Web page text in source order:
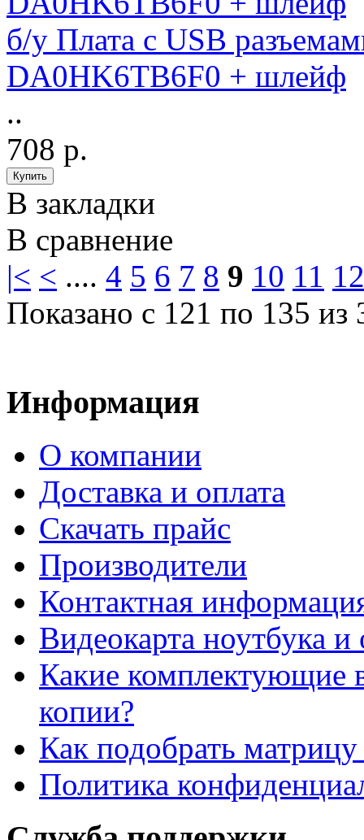
б/у Плата с USB
DA0HK6TB6F0 + шлейф
..
708 р.
В закладки
В сравнение
|< < .... 4 5 6 7 8 9 10 11 12
Показано с 121 по 135 из
Информация
О компании
Доставка и оплата
Cкачать прайс
Производители
Контактная
Видеокарта ноутбука
Какие комплектующие
копии?
Как подобрать
Политика